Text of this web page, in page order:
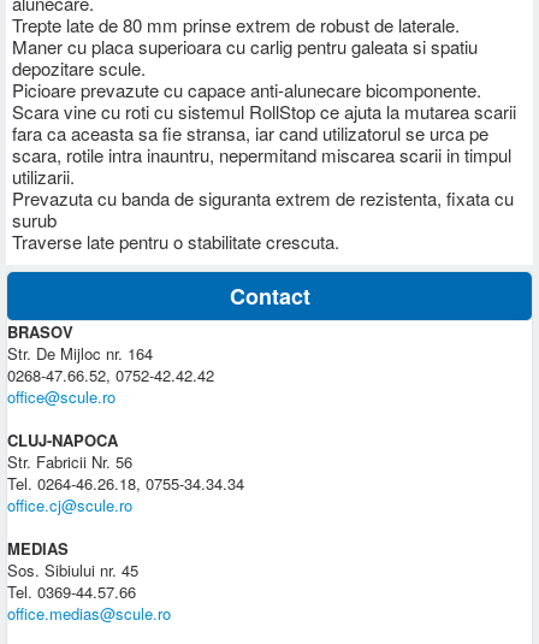
Trepte late de 80 mm prinse extrem de robust de laterale.
Maner cu placa superioara cu carlig pentru galeata si spatiu
depozitare scule.
Picioare prevazute cu capace anti-alunecare bicomponente.
Scara vine cu roti cu sistemul RollStop ce ajuta la mutarea scarii
fara ca aceasta sa fie stransa, iar cand utilizatorul se urca pe
scara, rotile intra inauntru, nepermitand miscarea scarii in timpul
utilizarii.
Prevazuta cu banda de siguranta extrem de rezistenta, fixata cu
surub
Traverse late pentru o stabilitate crescuta.
Contact
BRASOV
Str. De Mijloc nr. 164
0268-47.66.52, 0752-42.42.42
office@scule.ro
CLUJ-NAPOCA
Str. Fabricii Nr. 56
Tel. 0264-46.26.18, 0755-34.34.34
office.cj@scule.ro
MEDIAS
Sos. Sibiului nr. 45
Tel. 0369-44.57.66
office.medias@scule.ro